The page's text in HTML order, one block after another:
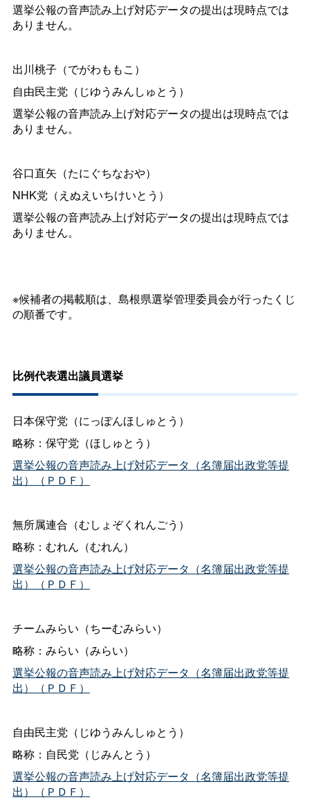
選挙公報の音声読み上げ対応データの提出は現時点では
ありません。
出川桃子（でがわももこ）
自由民主党（じゆうみんしゅとう）
選挙公報の音声読み上げ対応データの提出は現時点では
ありません。
谷口直矢（たにぐちなおや）
NHK党（えぬえいちけいとう）
選挙公報の音声読み上げ対応データの提出は現時点では
ありません。
※候補者の掲載順は、島根県選挙管理委員会が行ったくじ
の順番です。
比例代表選出議員選挙
日本保守党（にっぽんほしゅとう）
略称：保守党（ほしゅとう）
選挙公報の音声読み上げ対応データ（名簿届出政党等提
出）（ＰＤＦ）
無所属連合（むしょぞくれんごう）
略称：むれん（むれん）
選挙公報の音声読み上げ対応データ（名簿届出政党等提
出）（ＰＤＦ）
チームみらい（ちーむみらい）
略称：みらい（みらい）
選挙公報の音声読み上げ対応データ（名簿届出政党等提
出）（ＰＤＦ）
自由民主党（じゆうみんしゅとう）
略称：自民党（じみんとう）
選挙公報の音声読み上げ対応データ（名簿届出政党等提
出）（ＰＤＦ）